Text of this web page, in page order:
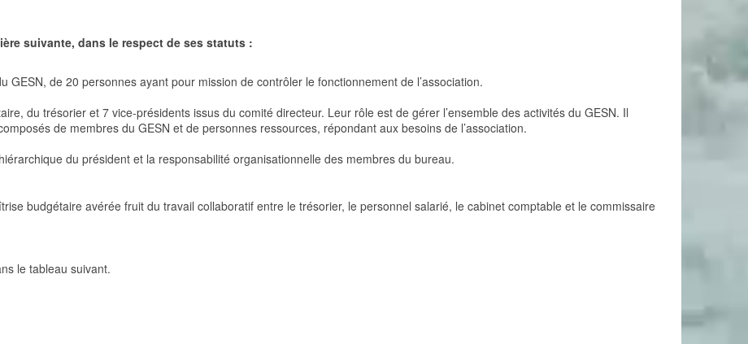
suivante, dans le respect de ses statuts :
GESN, de 20 personnes ayant pour mission de contrôler le fonctionnement de l’association.
du trésorier et 7 vice-présidents issus du comité directeur. Leur rôle est de gérer l’ensemble des activités du GESN. Il
de membres du GESN et de personnes ressources, répondant aux besoins de l’association.
du président et la responsabilité organisationnelle des membres du bureau.
budgétaire avérée fruit du travail collaboratif entre le trésorier, le personnel salarié, le cabinet comptable et le commissaire
le tableau suivant.